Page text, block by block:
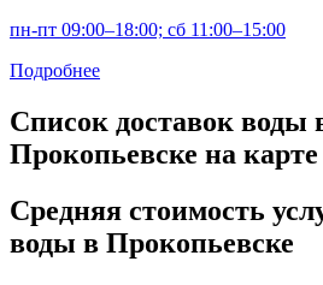
пн-пт 09:00–18:00; сб 11:00–15:00
Подробнее
Список доставок воды
Прокопьевске на карте
Средняя стоимость
воды в Прокопьевске